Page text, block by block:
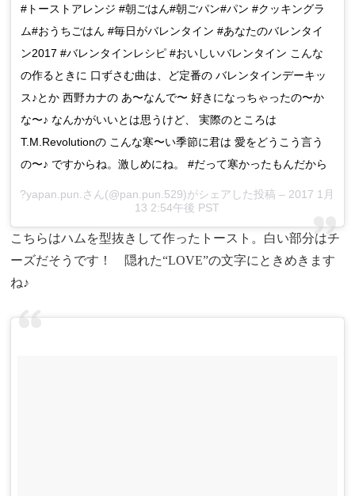
#トーストアレンジ #朝ごはん#朝ごパン#パン #クッキングラ
ム#おうちごはん #毎日がバレンタイン #あなたのバレンタイ
ン2017 #バレンタインレシピ #おいしいバレンタイン こんな
の作るときに 口ずさむ曲は、ど定番の バレンタインデーキッ
ス♪とか 西野カナの あ〜なんで〜 好きになっちゃったの〜か
な〜♪ なんかがいいとは思うけど、 実際のところは
T.M.Revolutionの こんな寒〜い季節に君は 愛をどうこう言う
の〜♪ ですからね。激しめにね。 #だって寒かったもんだから
?yapan.pun.さん(@pan.pun.529)がシェアした投稿 – 2017 1月
13 2:54午後 PST
こちらはハムを型抜きして作ったトースト。白い部分はチ
ーズだそうです！ 隠れた“LOVE”の文字にときめきます
ね♪